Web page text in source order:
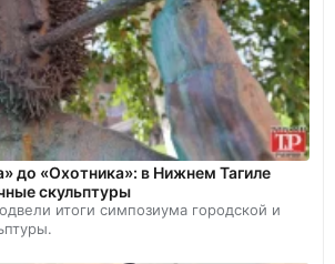
до «Охотника»: в Нижнем Тагиле
скульптуры
итоги симпозиума городской и